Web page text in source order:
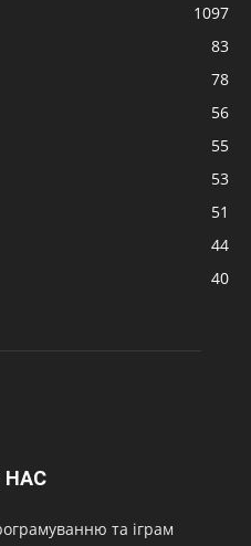
1097
83
78
56
55
53
51
44
40
НАС
та іграм